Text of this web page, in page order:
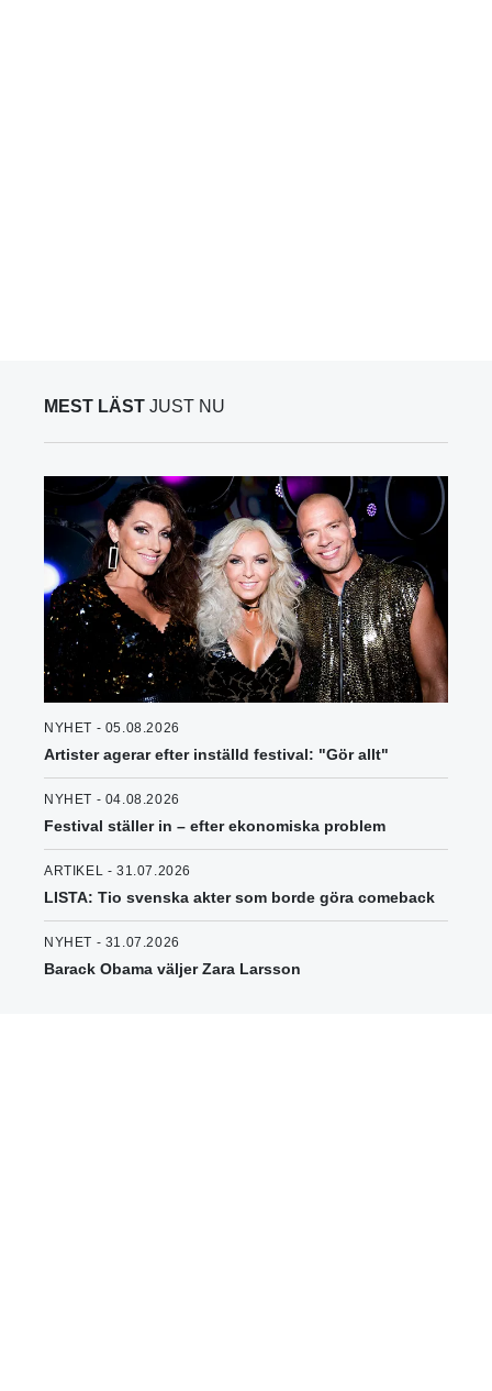
MEST LÄST JUST NU
NYHET - 05.08.2026
Artister agerar efter inställd festival: "Gör allt"
NYHET - 04.08.2026
Festival ställer in – efter ekonomiska problem
ARTIKEL - 31.07.2026
LISTA: Tio svenska akter som borde göra comeback
NYHET - 31.07.2026
Barack Obama väljer Zara Larsson